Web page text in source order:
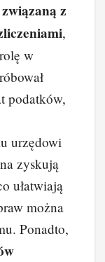
z
,
w
podatków,
urzędowi
zyskują
ułatwiają
można
Ponadto,